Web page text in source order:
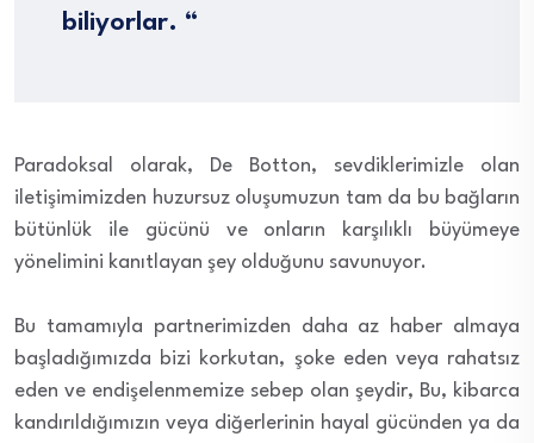
biliyorlar. “
Paradoksal olarak, De Botton, sevdiklerimizle olan
iletişimimizden huzursuz oluşumuzun tam da bu bağların
bütünlük ile gücünü ve onların karşılıklı büyümeye
yönelimini kanıtlayan şey olduğunu savunuyor.
Bu tamamıyla partnerimizden daha az haber almaya
başladığımızda bizi korkutan, şoke eden veya rahatsız
eden ve endişelenmemize sebep olan şeydir, Bu, kibarca
kandırıldığımızın veya diğerlerinin hayal gücünden ya da